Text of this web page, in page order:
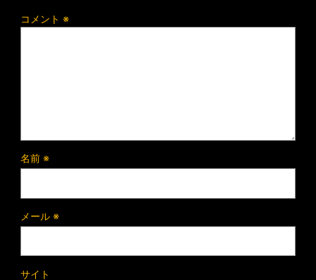
コメント ※
名前 ※
メール ※
サイト